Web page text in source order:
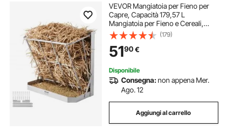
VEVOR Mangiatoia per Fieno per
Capre, Capacità 179,57 L
Mangiatoia per Fieno e Cereali,
Mangiatoia per Bestiame a Parete
con Vassoio per Mangime, Robusta
Rastrelliera per Fieno in Acciaio per
Pecore
(179)
5190€
Disponibile
Consegna:non appena Mer.
Ago. 12
Aggiungi al carrello